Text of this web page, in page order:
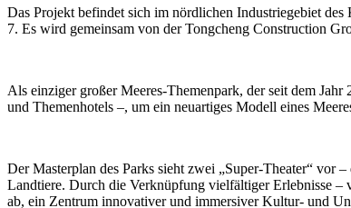
Das Projekt befindet sich im nördlichen Industriegebiet
7. Es wird gemeinsam von der Tongcheng Construction
Als einziger großer Meeres-Themenpark, der seit dem
und Themenhotels –, um ein neuartiges Modell eines
Der Masterplan des Parks sieht zwei „Super-Theater“ vor
Landtiere. Durch die Verknüpfung vielfältiger Erlebnisse –
ab, ein Zentrum innovativer und immersiver Kultur- und